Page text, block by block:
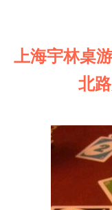
上海宇林桌
北